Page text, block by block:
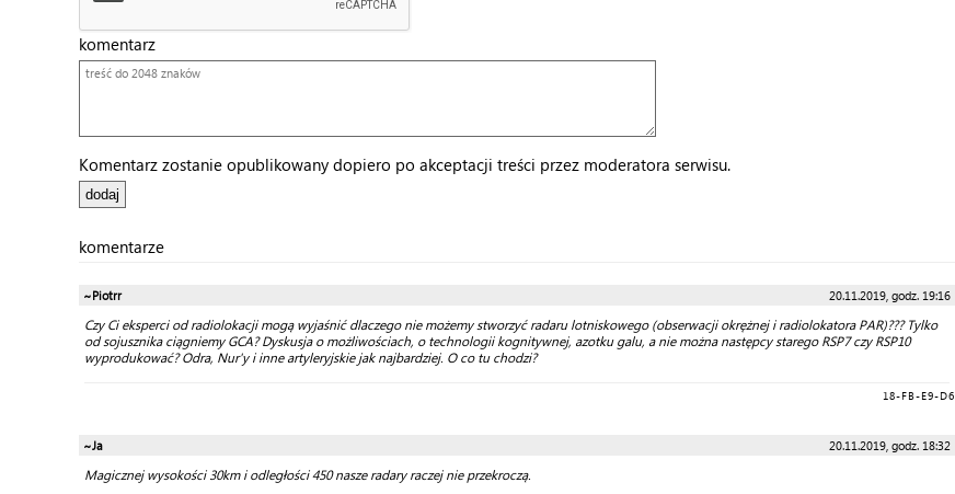
komentarz
Komentarz zostanie opublikowany dopiero po akceptacji treści przez moderatora serwisu.
komentarze
~Piotrr 20.11.2019, godz. 19:16
Czy Ci eksperci od radiolokacji mogą wyjaśnić dlaczego nie możemy stworzyć radaru lotniskowego (obserwacji okrężnej i radiolokatora PAR)??? Tylko
od sojusznika ciągniemy GCA? Dyskusja o możliwościach, o technologii kognitywnej, azotku galu, a nie można następcy starego RSP7 czy RSP10
wyprodukować? Odra, Nur'y i inne artyleryjskie jak najbardziej. O co tu chodzi?
18-FB-E9-D6
~Ja 20.11.2019, godz. 18:32
Magicznej wysokości 30km i odległości 450 nasze radary raczej nie przekroczą.